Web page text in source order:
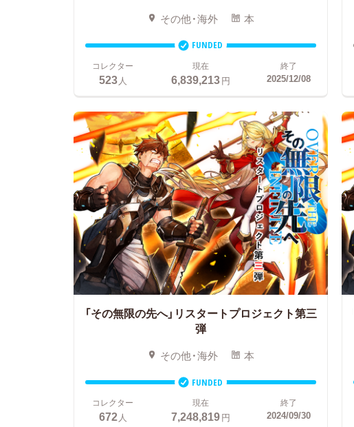
その他・海外 本
FUNDED
コレクター
523人
現在
6,839,213円
終了
2025/12/08
「その無限の先へ」リスタートプロジェクト第三
弾
その他・海外 本
FUNDED
コレクター
672人
現在
7,248,819円
終了
2024/09/30